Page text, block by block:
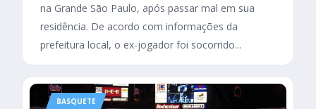
na Grande São Paulo, após passar mal em sua
residência. De acordo com informações da
prefeitura local, o ex-jogador foi socorrido...
BASQUETE